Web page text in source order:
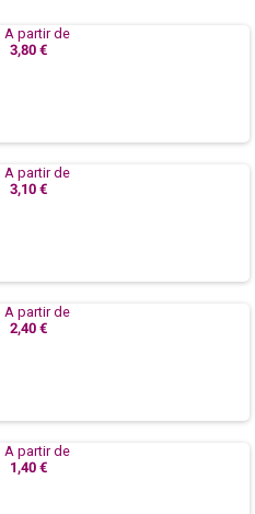
A partir de
3,80 €
A partir de
3,10 €
A partir de
2,40 €
A partir de
1,40 €